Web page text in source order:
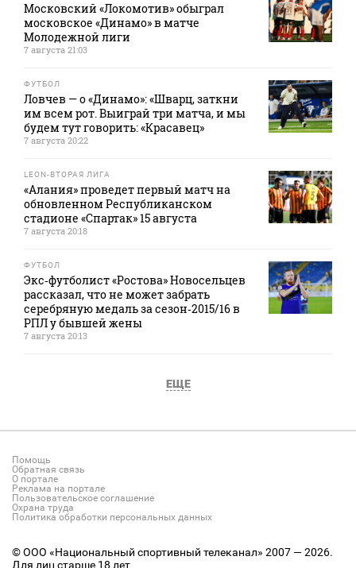
Московский «Локомотив» обыграл
московское «Динамо» в матче
Молодежной лиги
7 августа 21:03
ФУТБОЛ
Ловчев — о «Динамо»: «Шварц, заткни
им всем рот. Выиграй три матча, и мы
будем тут говорить: «Красавец»
7 августа 20:22
LEON-ВТОРАЯ ЛИГА
«Алания» проведет первый матч на
обновленном Республиканском
стадионе «Спартак» 15 августа
7 августа 20:18
ФУТБОЛ
Экс‑футболист «Ростова» Новосельцев
рассказал, что не может забрать
серебряную медаль за сезон‑2015/16 в
РПЛ у бывшей жены
7 августа 20:13
ЕЩЕ
Помощь
Обратная связь
О портале
Реклама на портале
Пользовательское соглашение
Охрана труда
Политика обработки персональных данных
© ООО «Национальный спортивный телеканал» 2007 — 2026.
Для лиц старше 18 лет